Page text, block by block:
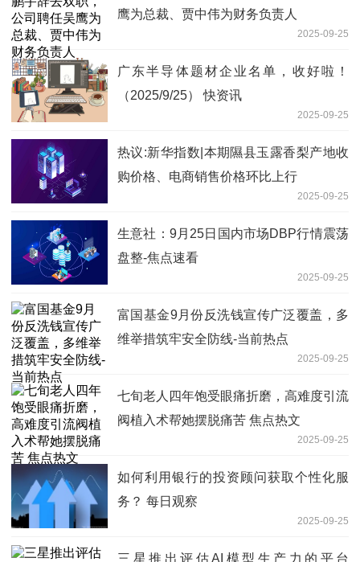
鹰为总裁、贾中伟为财务负责人
2025-09-25
广东半导体题材企业名单，收好啦！
（2025/9/25） 快资讯
2025-09-25
热议:新华指数|本期隰县玉露香梨产地收
购价格、电商销售价格环比上行
2025-09-25
生意社：9月25日国内市场DBP行情震荡
盘整-焦点速看
2025-09-25
富国基金9月份反洗钱宣传广泛覆盖，多
维举措筑牢安全防线-当前热点
2025-09-25
七旬老人四年饱受眼痛折磨，高难度引流
阀植入术帮她摆脱痛苦 焦点热文
2025-09-25
如何利用银行的投资顾问获取个性化服
务？ 每日观察
2025-09-25
三星推出评估AI模型生产力的平台